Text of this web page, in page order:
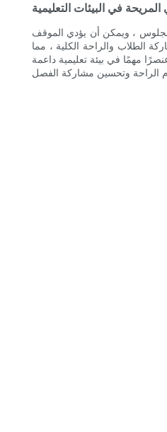
في البيئات التعليمية
الجلوس ، ويمكن أن يؤدي الموقف
الطلاب والراحة الكلية ، مما